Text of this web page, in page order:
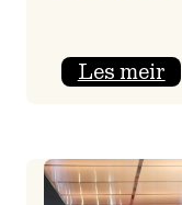
Les meir:
–
3.